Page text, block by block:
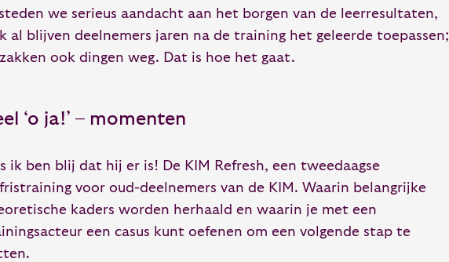
we serieus aandacht aan het borgen van de leerresultaten,
al blijven deelnemers jaren na de training het geleerde toepassen;
ook dingen weg. Dat is hoe het gaat.
‘o ja!’ – momenten
ik ben blij dat hij er is! De KIM Refresh, een tweedaagse
voor oud-deelnemers van de KIM. Waarin belangrijke
kaders worden herhaald en waarin je met een
een casus kunt oefenen om een volgende stap te